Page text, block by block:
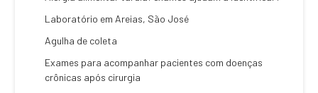
Laboratório em Areias, São José
Agulha de coleta
Exames para acompanhar pacientes com doenças
crônicas após cirurgia